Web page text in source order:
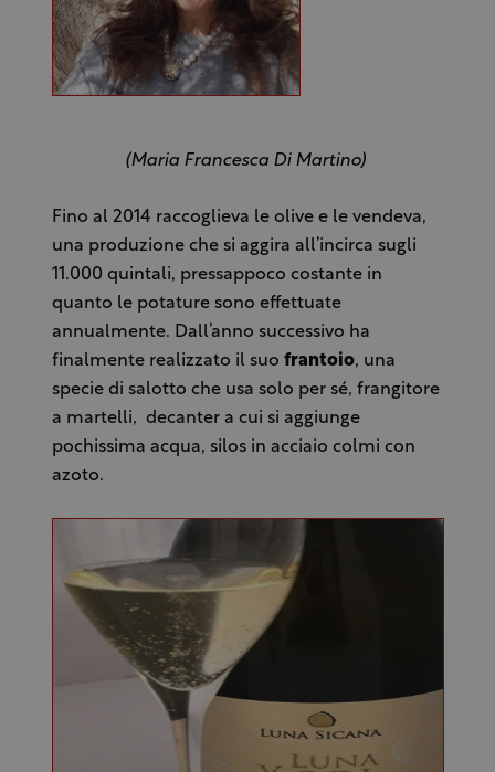
(Maria Francesca Di Martino)
Fino al 2014 raccoglieva le olive e le vendeva,
una produzione che si aggira all’incirca sugli
11.000 quintali, pressappoco costante in
quanto le potature sono effettuate
annualmente. Dall’anno successivo ha
finalmente realizzato il suo frantoio, una
specie di salotto che usa solo per sé, frangitore
a martelli, decanter a cui si aggiunge
pochissima acqua, silos in acciaio colmi con
azoto.